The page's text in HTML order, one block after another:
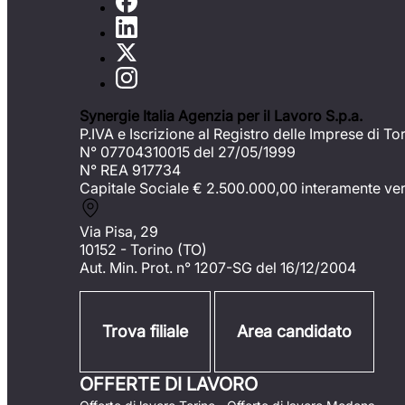
Synergie Italia Agenzia per il Lavoro S.p.a.
P.IVA e Iscrizione al Registro delle Imprese di
N° 07704310015 del 27/05/1999
N° REA 917734
Capitale Sociale € 2.500.000,00 interamente
Via Pisa, 29
10152 - Torino (TO)
Aut. Min. Prot. n° 1207-SG del 16/12/2004
Trova filiale Area candidato
OFFERTE DI LAVORO